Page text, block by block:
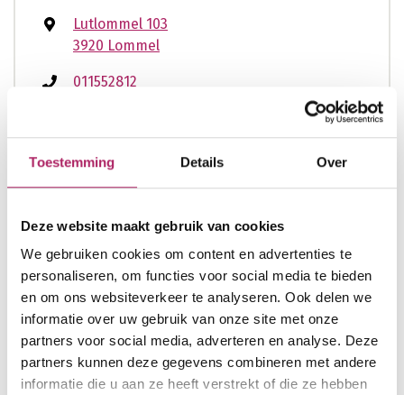
Toestemming Details Over
Deze website maakt gebruik van cookies
We gebruiken cookies om content en advertenties te
personaliseren, om functies voor social media te bieden
en om ons websiteverkeer te analyseren. Ook delen we
informatie over uw gebruik van onze site met onze
partners voor social media, adverteren en analyse. Deze
partners kunnen deze gegevens combineren met andere
informatie die u aan ze heeft verstrekt of die ze hebben
Lutlommel 103
3920 Lommel
011552812
www.jims.be
Openingsuren nu gesloten
Gesloten
di
Gesloten
wo
Gesloten